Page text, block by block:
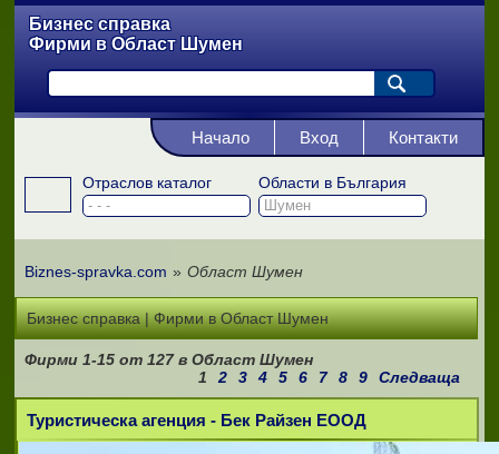
Бизнес справка
Фирми в Област Шумен
Отраслов каталог Области в България
Начало Вход Контакти
Biznes-spravka.com » Област Шумен
Бизнес справка | Фирми в Област Шумен
Фирми 1-15от 127в Област Шумен
1
2 3 4 5 6 7 8 9 Следваща
Туристическа агенция - Бек Райзен ЕООД